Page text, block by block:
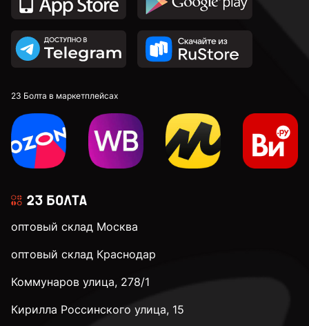
23 Болта в маркетплейсах
оптовый склад Москва
оптовый склад Краснодар
Коммунаров улица, 278/1
Кирилла Россинского улица, 15